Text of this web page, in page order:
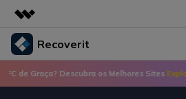
Produtos em destaque
Criatividade digital com IA generativa
Negócios
Recoverit
Produtos
Descubra os Melhores SitesExplorar Agora